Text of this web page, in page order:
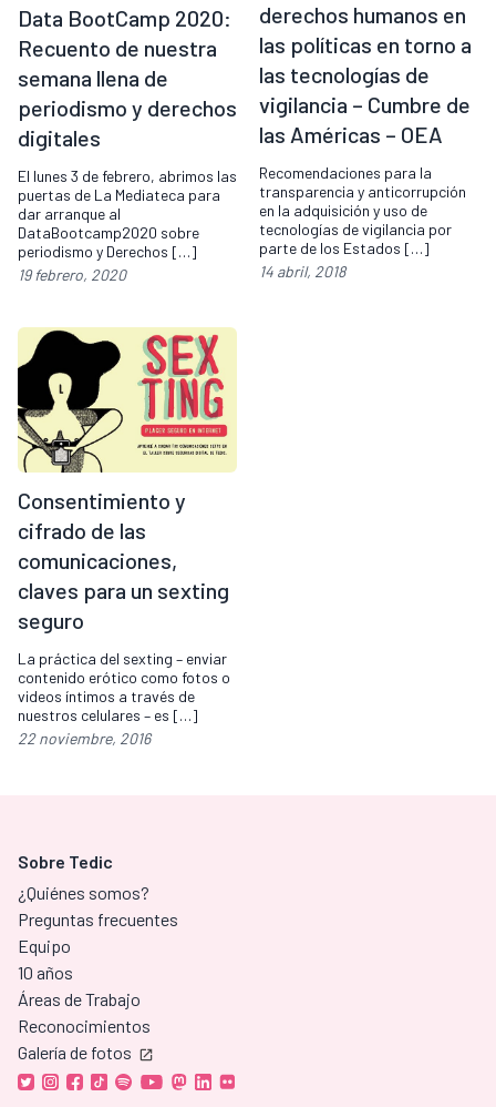
Data BootCamp 2020:
Recuento de nuestra
semana llena de
periodismo y derechos
digitales
El lunes 3 de febrero, abrimos las
puertas de La Mediateca para
dar arranque al
DataBootcamp2020 sobre
periodismo y Derechos […]
19 febrero, 2020
derechos humanos en
las políticas en torno a
las tecnologías de
vigilancia – Cumbre de
las Américas – OEA
Recomendaciones para la
transparencia y anticorrupción
en la adquisición y uso de
tecnologías de vigilancia por
parte de los Estados […]
14 abril, 2018
Consentimiento y
cifrado de las
comunicaciones,
claves para un sexting
seguro
La práctica del sexting – enviar
contenido erótico como fotos o
videos íntimos a través de
nuestros celulares – es […]
22 noviembre, 2016
Sobre Tedic
¿Quiénes somos?
Preguntas frecuentes
Equipo
10 años
Áreas de Trabajo
Reconocimientos
Galería de fotos